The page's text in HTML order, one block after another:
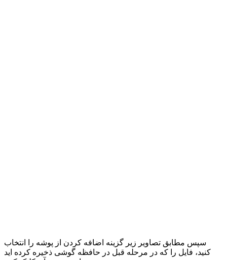
سپس مطابق تصاویر زیر گزینه اضافه کردن از پوشه را انتخاب
کنید، فایل را که در مرحله قبل در حافظه گوشی ذخیره کرده اید